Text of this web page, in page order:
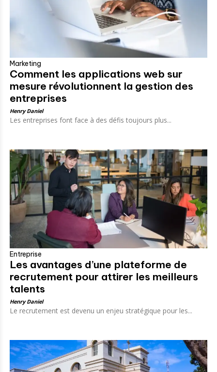
Marketing
Comment les applications web sur
mesure révolutionnent la gestion des
entreprises
Henry Daniel
Les entreprises font face à des défis toujours plus...
Entreprise
Les avantages d’une plateforme de
recrutement pour attirer les meilleurs
talents
Henry Daniel
Le recrutement est devenu un enjeu stratégique pour les...